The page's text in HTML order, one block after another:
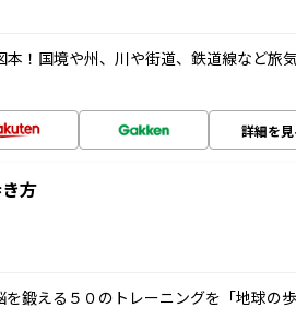
！国境や州、川や街道、鉄道線など旅
詳細を見
方
鍛える５０のトレーニングを「地球の